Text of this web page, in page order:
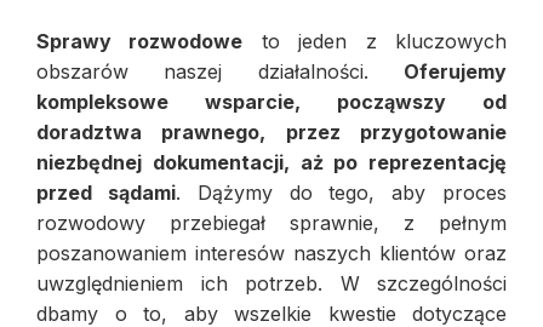
Sprawy rozwodowe to jeden z kluczowych
obszarów naszej działalności. Oferujemy
kompleksowe wsparcie, począwszy od
doradztwa prawnego, przez przygotowanie
niezbędnej dokumentacji, aż po reprezentację
przed sądami. Dążymy do tego, aby proces
rozwodowy przebiegał sprawnie, z pełnym
poszanowaniem interesów naszych klientów oraz
uwzględnieniem ich potrzeb. W szczególności
dbamy o to, aby wszelkie kwestie dotyczące